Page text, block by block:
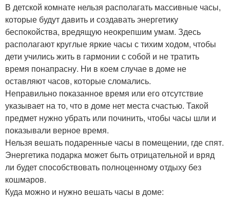
В детской комнате нельзя располагать массивные часы,
которые будут давить и создавать энергетику
беспокойства, вредящую неокрепшим умам. Здесь
располагают круглые яркие часы с тихим ходом, чтобы
дети учились жить в гармонии с собой и не тратить
время понапрасну. Ни в коем случае в доме не
оставляют часов, которые сломались.
Неправильно показанное время или его отсутствие
указывает на то, что в доме нет места счастью. Такой
предмет нужно убрать или починить, чтобы часы шли и
показывали верное время.
Нельзя вешать подаренные часы в помещении, где спят.
Энергетика подарка может быть отрицательной и вряд
ли будет способствовать полноценному отдыху без
кошмаров.
Куда можно и нужно вешать часы в доме: